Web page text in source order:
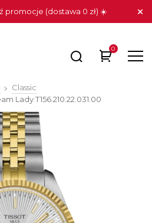
promocje (dostawa 0 zł) ☀️
0
Classic
LadyT156.210.22.031.00